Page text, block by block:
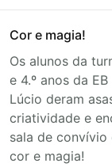
Cor e magia!
Os alunos da
e 4.º anos da
Lúcio deram
criatividade e
sala de convívio
cor e magia!